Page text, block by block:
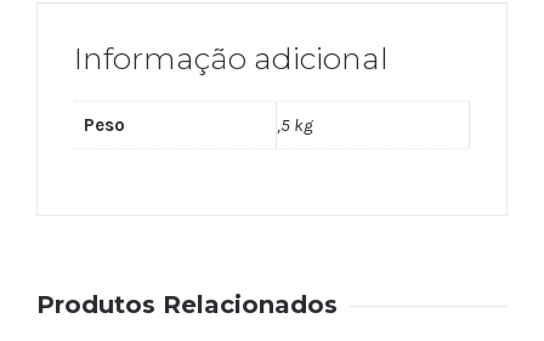
Informação adicional
Peso ,5 kg
Produtos Relacionados